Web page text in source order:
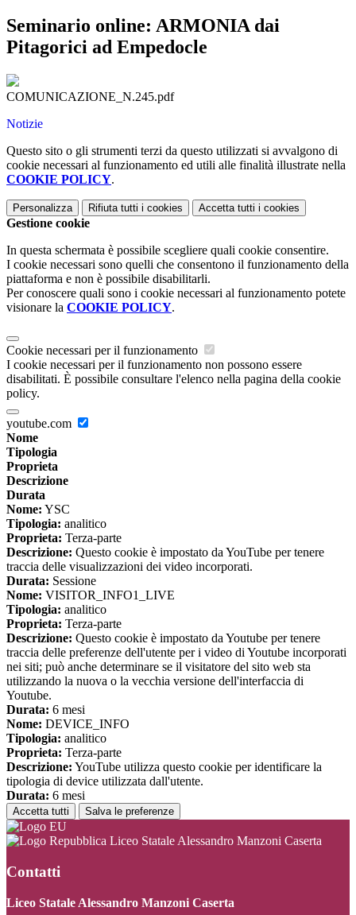
Seminario online: ARMONIA dai
Pitagorici ad Empedocle
COMUNICAZIONE_N.245.pdf
Notizie
Questo sito o gli strumenti terzi da questo utilizzati si avvalgono di
cookie necessari al funzionamento ed utili alle finalità illustrate nella
COOKIE POLICY.
Personalizza Rifiuta tutti i cookies Accetta tutti i cookies
Gestione cookie
In questa schermata è possibile scegliere quali cookie consentire.
I cookie necessari sono quelli che consentono il funzionamento della
piattaforma e non è possibile disabilitarli.
Per conoscere quali sono i cookie necessari al funzionamento potete
visionare la COOKIE POLICY.
Cookie necessari per il funzionamento
I cookie necessari per il funzionamento non possono essere
disabilitati. È possibile consultare l'elenco nella pagina della cookie
policy.
youtube.com
Nome
Tipologia
Proprieta
Descrizione
Durata
Nome: YSC
Tipologia: analitico
Proprieta: Terza-parte
Descrizione: Questo cookie è impostato da YouTube per tenere
traccia delle visualizzazioni dei video incorporati.
Durata: Sessione
Nome: VISITOR_INFO1_LIVE
Tipologia: analitico
Proprieta: Terza-parte
Descrizione: Questo cookie è impostato da Youtube per tenere
traccia delle preferenze dell'utente per i video di Youtube incorporati
nei siti; può anche determinare se il visitatore del sito web sta
utilizzando la nuova o la vecchia versione dell'interfaccia di
Youtube.
Durata: 6 mesi
Nome: DEVICE_INFO
Tipologia: analitico
Proprieta: Terza-parte
Descrizione: YouTube utilizza questo cookie per identificare la
tipologia di device utilizzata dall'utente.
Durata: 6 mesi
Accetta tutti Salva le preferenze
Liceo Statale Alessandro Manzoni Caserta
Contatti
Liceo Statale Alessandro Manzoni Caserta